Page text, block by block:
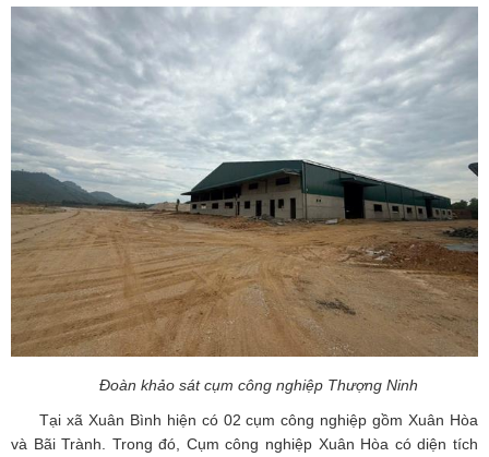
Đoàn khảo sát cụm công nghiệp Thượng Ninh
Tại xã Xuân Bình hiện có 02 cụm công nghiệp gồm Xuân Hòa
và Bãi Trành. Trong đó, Cụm công nghiệp Xuân Hòa có diện tích